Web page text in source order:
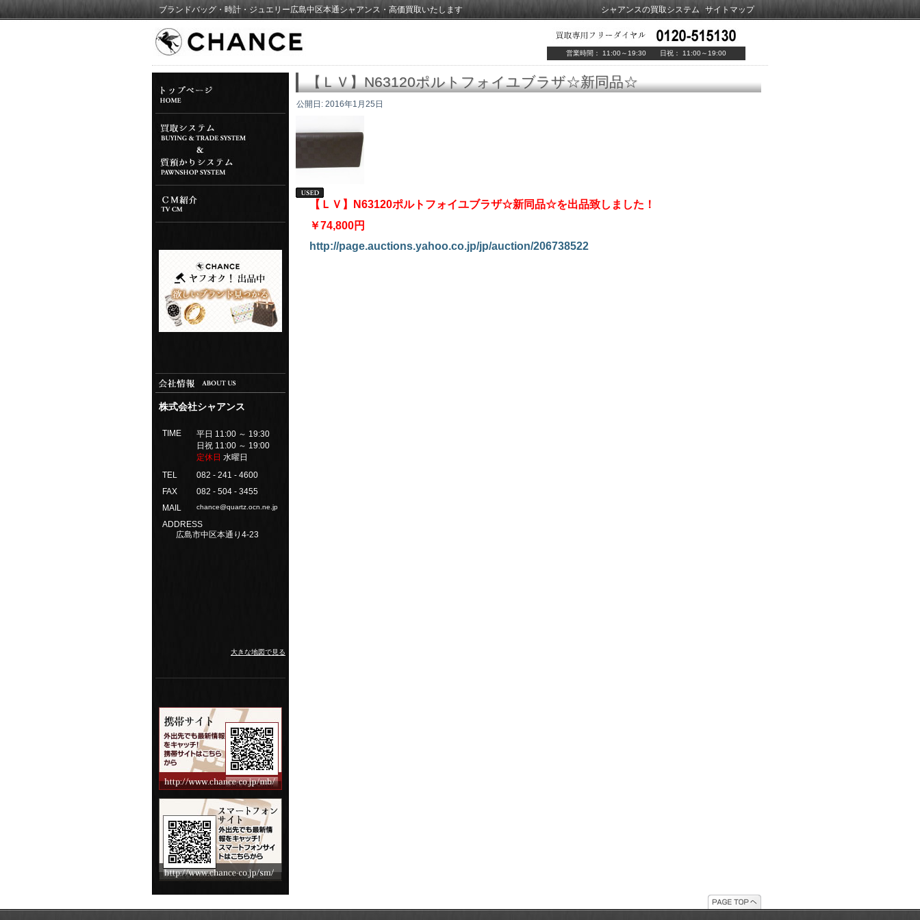
シャアンスの買取システム サイトマップ
ブランドバッグ・時計・ジュエリー広島中区本通シャアンス・高価買取いたします
営業時間： 11:00～19:30 日祝： 11:00～19:00
株式会社シャアンス
TIME
平日 11:00 ～ 19:30
日祝 11:00 ～ 19:00
定休日 水曜日
TEL
082 - 241 - 4600
FAX
082 - 504 - 3455
MAIL
chance@quartz.ocn.ne.jp
ADDRESS
広島市中区本通り4-23
大きな地図で見る
【ＬＶ】N63120ポルトフォイユブラザ☆新同品☆
公開日: 2016年1月25日
【ＬＶ】N63120ポルトフォイユブラザ☆新同品☆を出品致しました！
￥74,800円
http://page.auctions.yahoo.co.jp/jp/auction/206738522